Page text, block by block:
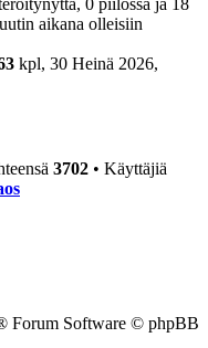
0 piilossa ja 18
aikana olleisiin
kpl, 30 Heinä 2026,
3702 • Käyttäjiä
Forum Software © phpBB